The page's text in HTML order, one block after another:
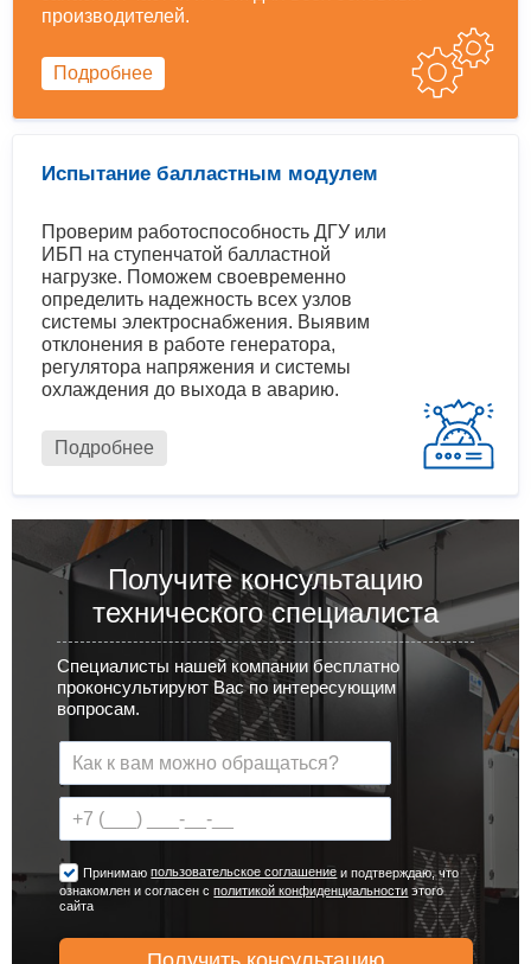
производителей.
Подробнее
Испытание балластным модулем
Проверим работоспособность ДГУ или
ИБП на ступенчатой балластной
нагрузке. Поможем своевременно
определить надежность всех узлов
системы электроснабжения. Выявим
отклонения в работе генератора,
регулятора напряжения и системы
охлаждения до выхода в аварию.
Подробнее
Получите консультацию
технического специалиста
Специалисты нашей компании бесплатно
проконсультируют Вас по интересующим
вопросам.
Принимаюпользовательское соглашение и подтверждаю, что
ознакомлен и согласен сполитикой конфиденциальности этого
сайта